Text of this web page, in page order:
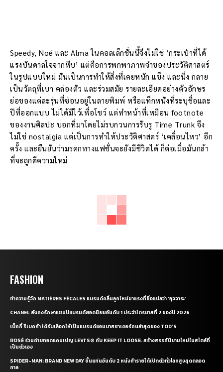
Speedy, Noé และ Alma ในคอลเล็กชั่นนี้จึงไม่ใช่ ‘กระเป๋าที่ได้
แรงบันดาลใจจากหีบ’ แต่คือการพกพาภาพจำของประวัติศาสตร์
ในรูปแบบใหม่ มันเป็นการทำให้สิ่งที่เคยหนัก แข็ง และนิ่ง กลาย
เป็นวัตถุที่เบา คล่องตัว และร่วมสมัย รายละเอียดอย่างตัวอักษร
ย่อของแต่ละรุ่นที่ซ่อนอยู่ในลายพิมพ์ หรือแท็กหนังที่ระบุชื่อและ
ปีที่ออกแบบ ไม่ได้มีไว้เพื่อโชว์ แต่ทำหน้าที่เหมือน footnote
ของงานศิลปะ บอกที่มาโดยไม่รบกวนการรับรู Time Trunk จึง
ไม่ใช่ nostalgia แต่เป็นการทำให้ประวัติศาสตร์ ‘เคลื่อนไหว’ อีก
ครั้ง และยืนยันว่ามรดกทางแฟชั่นจะยังมีชีวิตได้ ก็ต่อเมื่อมันกล้า
ที่จะถูกตีความใหม่
FASHION
ทำความรู้จัก MATIÈRES FÉCALES แบรนด์คลื่นลูกใหม่มาแรงที่ชื่อแปลว่า ‘อุจจาระ’
CHANEL ยังคงรักษาแชมป์แบรนด์ยอดนิยมอันดับ 1 ประจำไตรมาสที่ 2 ของปี 2026
เบ็คกี้ รีเบคก้า ได้รับเลือกให้เป็นแบรนด์แอมบาสซาเดอร์คนล่าสุดของ TOD’S
ROSÉ ร่วมถ่ายทอดแคมเปญ LEVI’S® กับ KEEP IT LOOSE. สร้างสรรค์นิยามใหม่ในสไตล์ที่
เป็นตัวเอง
SPIDER-MAN: BRAND NEW DAY ขึ้นแท่นอันดับ 2 หนังทำรายได้เปิดตัวทั่วโลกสูงสุดตลอด
กาล